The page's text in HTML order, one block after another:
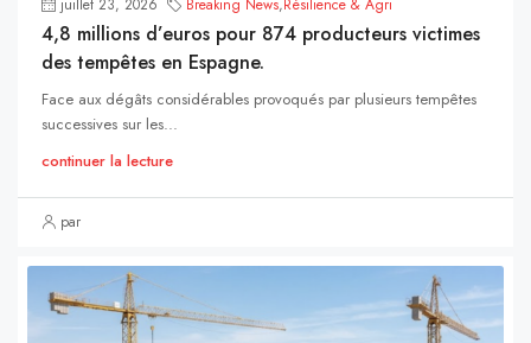
4,8 millions d’euros pour 874 producteurs victimes
des tempêtes en Espagne.
Face aux dégâts considérables provoqués par plusieurs tempêtes
successives sur les...
continuer la lecture
par